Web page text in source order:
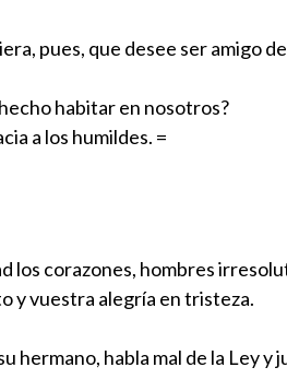
pues, que desee ser amigo
habitar en nosotros?
a los humildes. =
los corazones, hombres
y vuestra alegría en tristeza.
habla mal de la Ley y